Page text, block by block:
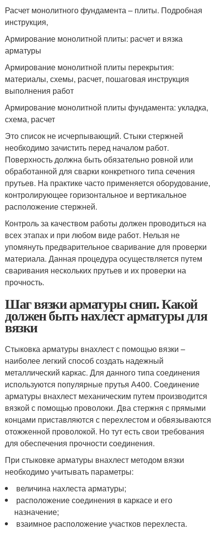
Расчет монолитного фундамента – плиты. Подробная
инструкция,
Армирование монолитной плиты: расчет и вязка
арматуры
Армирование монолитной плиты перекрытия:
материалы, схемы, расчет, пошаговая инструкция
выполнения работ
Армирование монолитной плиты фундамента: укладка,
схема, расчет
Это список не исчерпывающий. Стыки стержней
необходимо зачистить перед началом работ.
Поверхность должна быть обязательно ровной или
обработанной для сварки конкретного типа сечения
прутьев. На практике часто применяется оборудование,
контролирующее горизонтальное и вертикальное
расположение стержней.
Контроль за качеством работы должен проводиться на
всех этапах и при любом виде работ. Нельзя не
упомянуть предварительное сваривание для проверки
материала. Данная процедура осуществляется путем
сваривания нескольких прутьев и их проверки на
прочность.
Шаг вязки арматуры снип. Какой
должен быть нахлест арматуры для
вязки
Стыковка арматуры внахлест с помощью вязки –
наиболее легкий способ создать надежный
металлический каркас. Для данного типа соединения
используются популярные прутья А400. Соединение
арматуры внахлест механическим путем производится
вязкой с помощью проволоки. Два стержня с прямыми
концами приставляются с перехлестом и обвязываются
отожженной проволокой. Но тут есть свои требования
для обеспечения прочности соединения.
При стыковке арматуры внахлест методом вязки
необходимо учитывать параметры:
величина нахлеста арматуры;
расположение соединения в каркасе и его
назначение;
взаимное расположение участков перехлеста.